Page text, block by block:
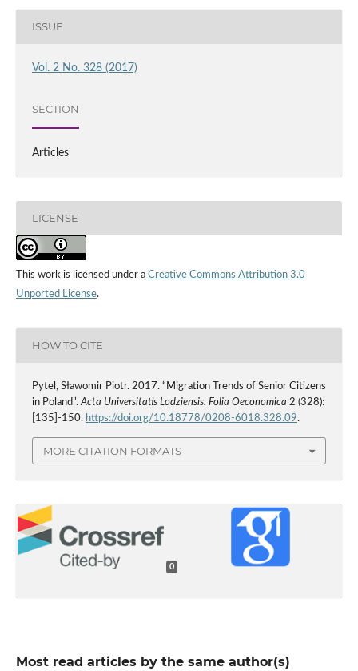
ISSUE
Vol. 2 No. 328 (2017)
SECTION
Articles
LICENSE
This work is licensed under a Creative Commons Attribution 3.0
Unported License.
HOW TO CITE
Pytel, Sławomir Piotr. 2017. “Migration Trends of Senior Citizens
in Poland”.Acta Universitatis Lodziensis. Folia Oeconomica 2 (328):
[135]-150. https://doi.org/10.18778/0208-6018.328.09.
MORE CITATION FORMATS
0
Most read articles by the same author(s)